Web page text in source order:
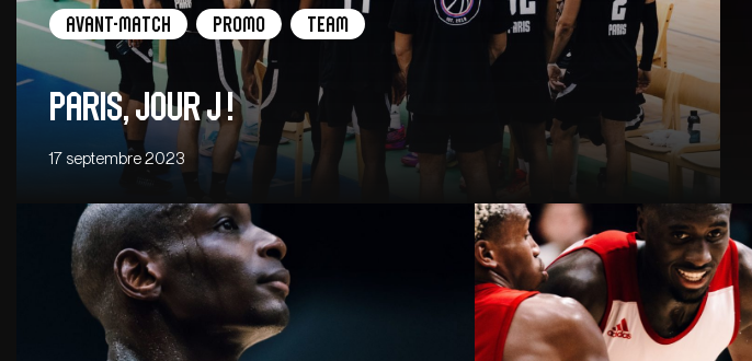
Avant-Match Promo Team
Paris, Jour J !
17 septembre 2023